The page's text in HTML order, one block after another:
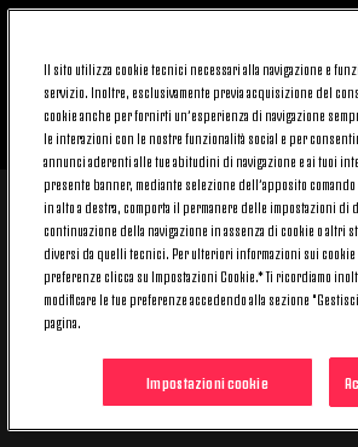
TORNA SU
© 2026 Juventus Football Club S.p.A.
Juventus Football Club S.p.A. Via Druento, 175
CONTACT CENTER (+39) 011.45.30.486. Il
venerdì (9-20) e il sabato (9-15), festivi esclusi.
Il costo del servizio varia in base al piano
proprio operatore telefonico e non prevede
Il sito utilizza cookie tecnici necessari alla navigazione e
servizio. Inoltre, esclusivamente previa acquisizione del
cookie anche per fornirti un’esperienza di navigazione
le interazioni con le nostre funzionalità social e per
annunci aderenti alle tue abitudini di navigazione e ai tuoi
presente banner, mediante selezione dell’apposito
in alto a destra, comporta il permanere delle impostazioni di
continuazione della navigazione in assenza di cookie o altri
diversi da quelli tecnici. Per ulteriori informazioni sui cookie
preferenze clicca su Impostazioni Cookie.* Ti ricordiamo
modificare le tue preferenze accedendo alla sezione
pagina.
Impostazioni cookie